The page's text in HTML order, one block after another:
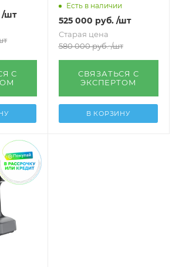
/шт
С
Есть в наличии
525 000 руб. /шт
Старая цена
580 000руб. /шт
СВЯЗАТЬСЯ С
ЭКСПЕРТОМ
В КОРЗИНУ